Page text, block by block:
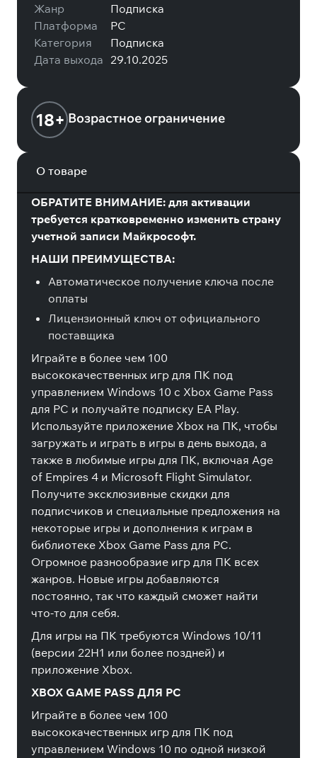
Жанр
Подписка
Платформа
PC
Категория
Подписка
Дата выхода 29.10.2025
18+ Возрастное ограничение
О товаре
ОБРАТИТЕ ВНИМАНИЕ: для активации
требуется кратковременно изменить страну
учетной записи Майкрософт.
НАШИ ПРЕИМУЩЕСТВА:
Автоматическое получение ключа после
оплаты
Лицензионный ключ от официального
поставщика
Играйте в более чем 100
высококачественных игр для ПК под
управлением Windows 10 с Xbox Game Pass
для PC и получайте подписку EA Play.
Используйте приложение Xbox на ПК, чтобы
загружать и играть в игры в день выхода, а
также в любимые игры для ПК, включая Age
of Empires 4 и Microsoft Flight Simulator.
Получите эксклюзивные скидки для
подписчиков и специальные предложения на
некоторые игры и дополнения к играм в
библиотеке Xbox Game Pass для PC.
Огромное разнообразие игр для ПК всех
жанров. Новые игры добавляются
постоянно, так что каждый сможет найти
что-то для себя.
Для игры на ПК требуются Windows 10/11
(версии 22H1 или более поздней) и
приложение Xbox.
XBOX GAME PASS ДЛЯ PC
Играйте в более чем 100
высококачественных игр для ПК под
управлением Windows 10 по одной низкой